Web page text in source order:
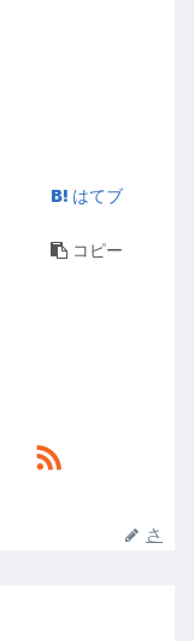
はてブ
コピー
さ